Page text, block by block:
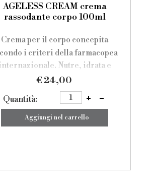
AGELESS CREAM crema
rassodante corpo 100ml
Crema per il corpo concepita
i criteri della farmacopea
Nutre, idrata e
le zone che più risentono
poco tono, sostenendo anche la
rinascita delle strutture cellulari
più deboli.
€ 24,00
Quantità:
Aggiungi nel carrello